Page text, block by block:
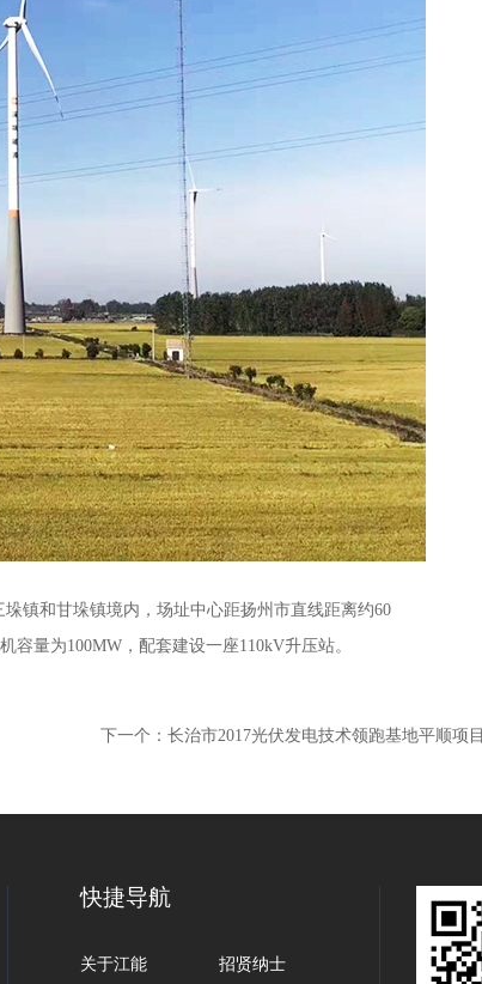
镇和甘垛镇境内，场址中心距扬州市直线距离约60
容量为100MW，配套建设一座110kV升压站。
下一个： 长治市2017光伏发电技术领跑基地平顺项目
快捷导航
关于江能 招贤纳士